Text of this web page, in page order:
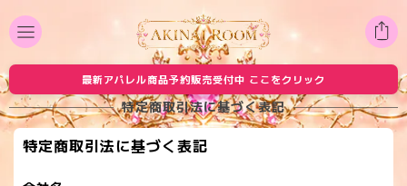
最新アパレル商品予約販売受付中 ここをクリック
特定商取引法に基づく表記
特定商取引法に基づく表記